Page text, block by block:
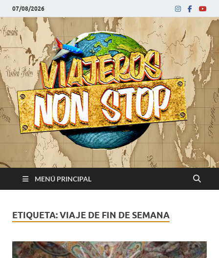
07/08/2026
Blog
de
viajes
MENÚ PRINCIPAL
ETIQUETA:VIAJE DE FIN DE SEMANA